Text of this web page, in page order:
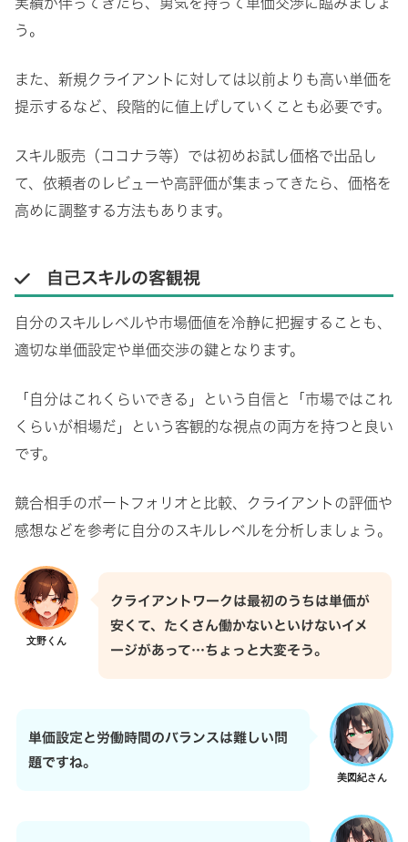
う。
また、新規クライアントに対しては以前よりも高い単価を
提示するなど、段階的に値上げしていくことも必要です。
スキル販売（ココナラ等）では初めお試し価格で出品し
て、依頼者のレビューや高評価が集まってきたら、価格を
高めに調整する方法もあります。
自己スキルの客観視
自分のスキルレベルや市場価値を冷静に把握することも、
適切な単価設定や単価交渉の鍵となります。
「自分はこれくらいできる」という自信と「市場ではこれ
くらいが相場だ」という客観的な視点の両方を持つと良い
です。
競合相手のポートフォリオと比較、クライアントの評価や
感想などを参考に自分のスキルレベルを分析しましょう。
文野くん
クライアントワークは最初のうちは単価が
安くて、たくさん働かないといけないイメ
ージがあって…ちょっと大変そう。
美図紀さん
単価設定と労働時間のバランスは難しい問
題ですね。